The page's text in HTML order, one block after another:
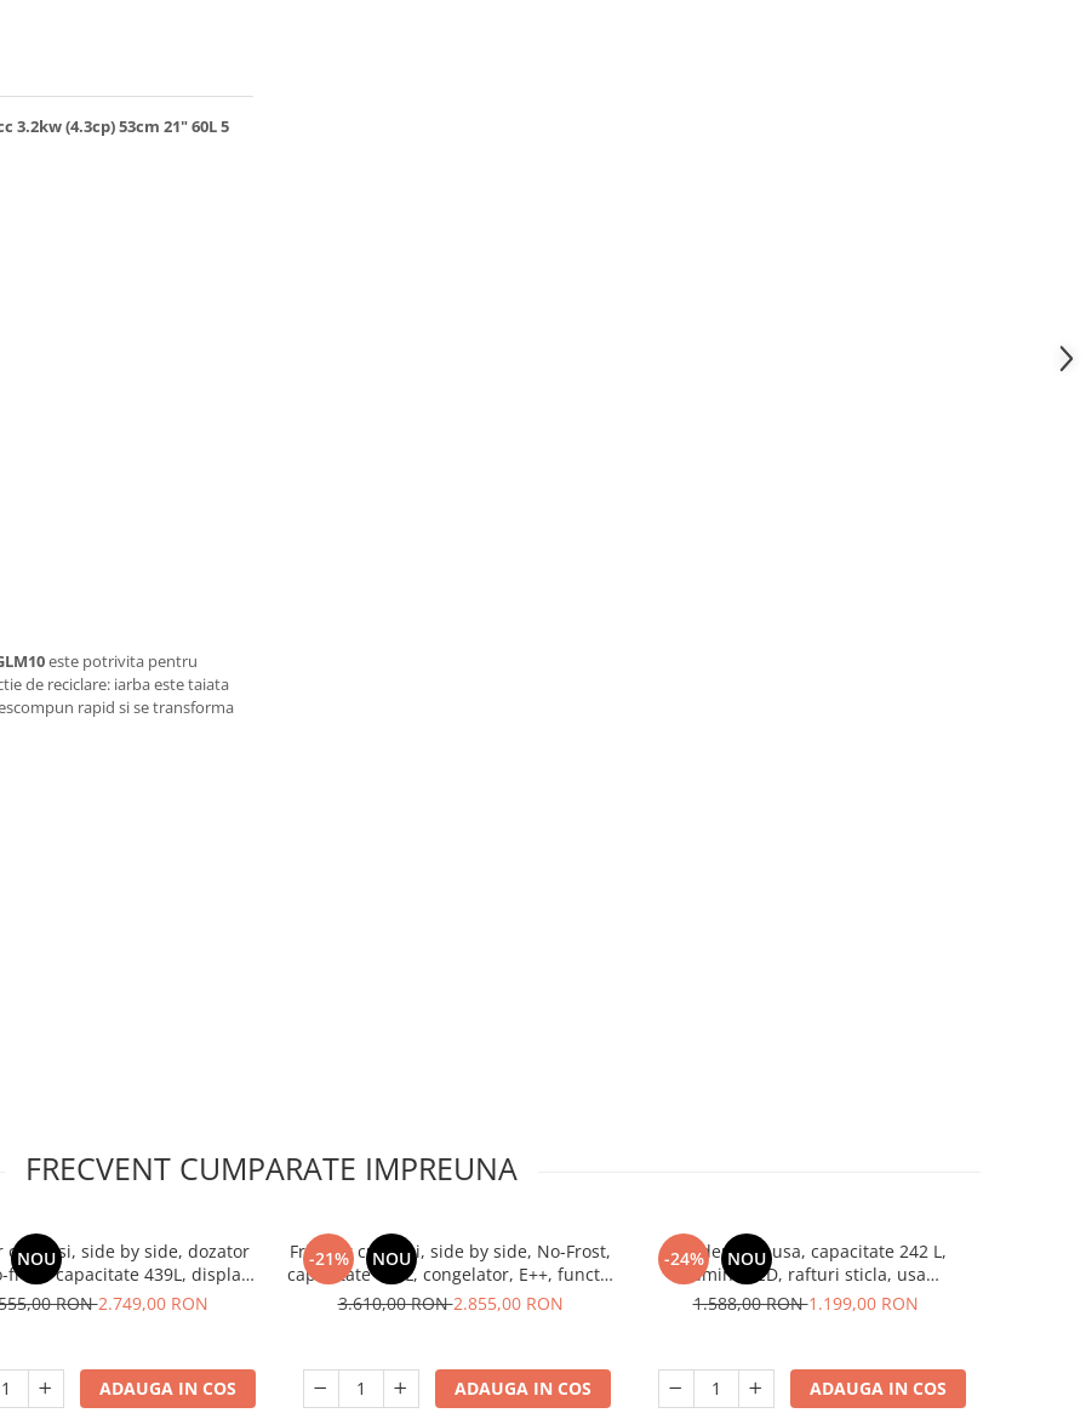
(4.3cp) 53cm 21" 60L 5
este potrivita pentru
de reciclare: iarba este taiata
rapid si se transforma
FRECVENT CUMPARATE IMPREUNA
NOU
cu 2 usi, side by side, dozator
frost, capacitate 439L, display
functie smart, aspect inox,
RON2.749,00 RON
ADAUGA IN COS
-21% NOU
Frigider cu 2 usi, side by side, No-Frost,
capacitate 439L, congelator, E++, functie
Smart, touch, negru, HEINNER
3.610,00 RON2.855,00 RON
ADAUGA IN COS
-24% NOU
Frigider cu o usa, capacitate 242 L,
lumina LED, rafturi sticla, usa
reversibila, termostat reglabil, Alb,
1.588,00 RON1.199,00 RON
ADAUGA IN COS